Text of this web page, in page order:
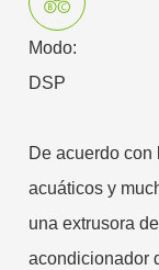
Modo:
DSP
De acuerdo
acuáticos y
una extrusora
acondicionador